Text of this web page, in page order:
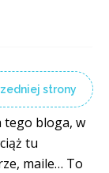
strony
tego bloga, w
tu
maile… To